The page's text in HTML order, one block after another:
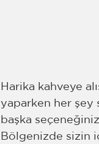
Harika kahveye
yaparken her şey
başka
Bölgenizde sizin